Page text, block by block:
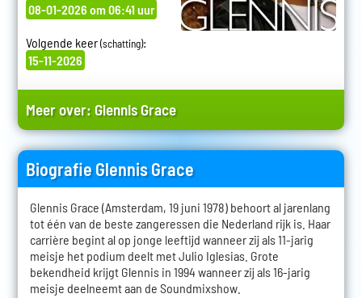
08-01-2026 om 06:41 uur
Volgende keer(schatting):
15-11-2026
Meer over: Glennis Grace
Biografie Glennis Grace
Glennis Grace (Amsterdam, 19 juni 1978) behoort al jarenlang
tot één van de beste zangeressen die Nederland rijk is. Haar
carrière begint al op jonge leeftijd wanneer zij als 11-jarig
meisje het podium deelt met Julio Iglesias. Grote
bekendheid krijgt Glennis in 1994 wanneer zij als 16-jarig
meisje deelneemt aan de Soundmixshow.